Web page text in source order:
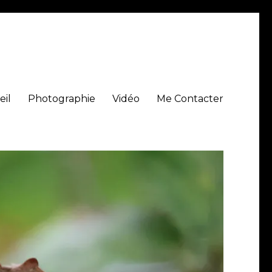
Photographie Vidéo Me Contacter